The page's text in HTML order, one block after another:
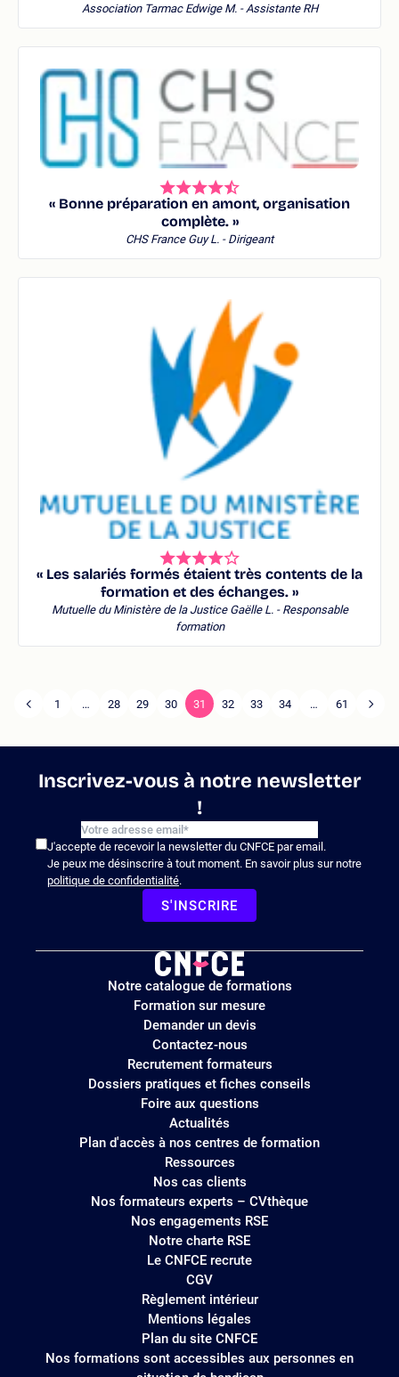
Association Tarmac Edwige M. - Assistante RH
« Bonne préparation en amont, organisation
complète. »
CHS France Guy L. - Dirigeant
« Les salariés formés étaient très contents de la
formation et des échanges. »
Mutuelle du Ministère de la Justice Gaëlle L. - Responsable
formation
Pagination
Page
1 … 28 29 30 31 32 33 34 … 61
Page
Inscrivez-vous à notre newsletter
!
J'accepte de recevoir la newsletter du CNFCE par email.
Je peux me désinscrire à tout moment. En savoir plus sur notre
politique de confidentialité.
S'INSCRIRE
Logo
site
Notre catalogue de formations
Formation sur mesure
Demander un devis
Contactez-nous
Recrutement formateurs
Dossiers pratiques et fiches conseils
Foire aux questions
Actualités
Plan d'accès à nos centres de formation
Ressources
Nos cas clients
Nos formateurs experts – CVthèque
Nos engagements RSE
Notre charte RSE
Le CNFCE recrute
CGV
Règlement intérieur
Mentions légales
Plan du site CNFCE
Nos formations sont accessibles aux personnes en